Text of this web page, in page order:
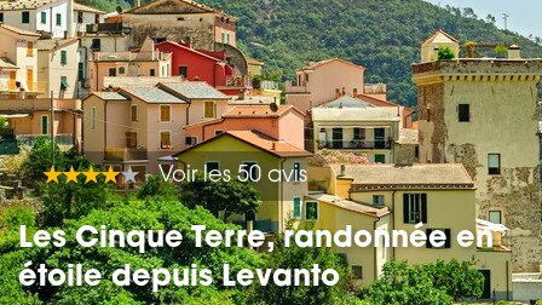
Voir les 50 avis
Les Cinque Terre, randonnée en
étoile depuis Levanto